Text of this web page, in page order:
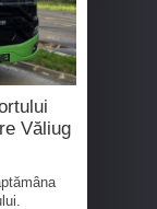
Văliug